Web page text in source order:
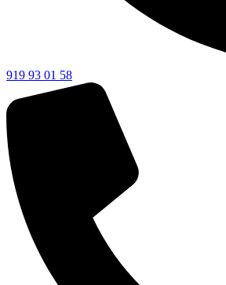
919 93 01 58